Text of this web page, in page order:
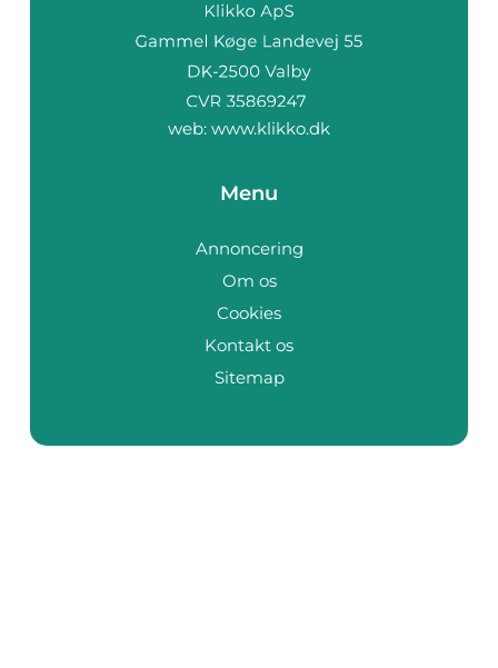
web: www.klikko.dk
Menu
Annoncering
Om os
Cookies
Kontakt os
Sitemap